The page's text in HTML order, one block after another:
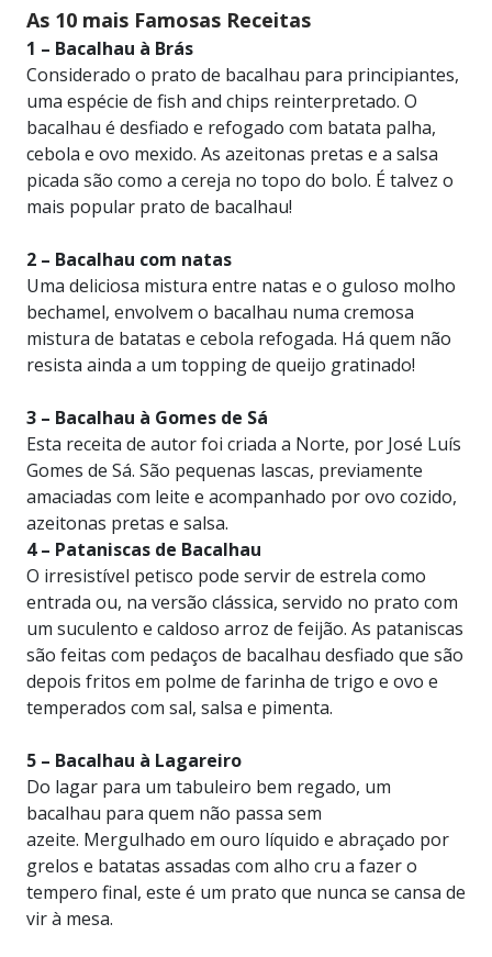
As 10 mais Famosas Receitas
1 – Bacalhau à Brás
Considerado o prato de bacalhau para principiantes,
uma espécie de fish and chips reinterpretado. O
bacalhau é desfiado e refogado com batata palha,
cebola e ovo mexido. As azeitonas pretas e a salsa
picada são como a cereja no topo do bolo. É talvez o
mais popular prato de bacalhau!
2 – Bacalhau com natas
Uma deliciosa mistura entre natas e o guloso molho
bechamel, envolvem o bacalhau numa cremosa
mistura de batatas e cebola refogada. Há quem não
resista ainda a um topping de queijo gratinado!
3 – Bacalhau à Gomes de Sá
Esta receita de autor foi criada a Norte, por José Luís
Gomes de Sá. São pequenas lascas, previamente
amaciadas com leite e acompanhado por ovo cozido,
azeitonas pretas e salsa.
4 – Pataniscas de Bacalhau
O irresistível petisco pode servir de estrela como
entrada ou, na versão clássica, servido no prato com
um suculento e caldoso arroz de feijão. As pataniscas
são feitas com pedaços de bacalhau desfiado que são
depois fritos em polme de farinha de trigo e ovo e
temperados com sal, salsa e pimenta.
5 – Bacalhau à Lagareiro
Do lagar para um tabuleiro bem regado, um
bacalhau para quem não passa sem
azeite. Mergulhado em ouro líquido e abraçado por
grelos e batatas assadas com alho cru a fazer o
tempero final, este é um prato que nunca se cansa de
vir à mesa.